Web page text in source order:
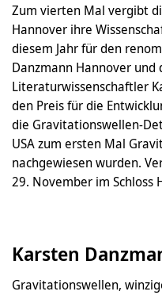
Zum vierten Mal vergibt
Hannover ihre
diesem Jahr für den
Danzmann Hannover
Literaturwissenschaftler
den Preis für die
die Gravitationswellen-
USA zum ersten Mal
nachgewiesen wurden.
29. November im Schloss
Karsten
Gravitationswellen,